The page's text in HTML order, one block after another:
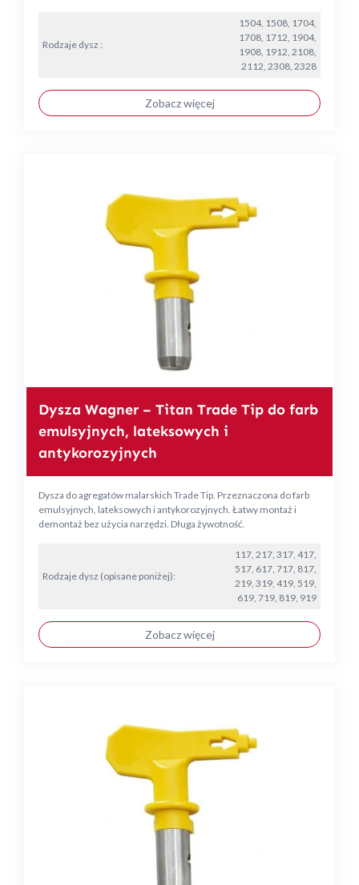
Rodzaje dysz :
1504, 1508, 1704,
1708, 1712, 1904,
1908, 1912, 2108,
2112, 2308, 2328
Zobacz więcej
Dysza Wagner – Titan Trade Tip do farb
emulsyjnych, lateksowych i
antykorozyjnych
Dysza do agregatów malarskich Trade Tip. Przeznaczona do farb
emulsyjnych, lateksowych i antykorozyjnych. Łatwy montaż i
demontaż bez użycia narzędzi. Długa żywotność.
Rodzaje dysz (opisane poniżej):
117, 217, 317, 417,
517, 617, 717, 817,
219, 319, 419, 519,
619, 719, 819, 919
Zobacz więcej